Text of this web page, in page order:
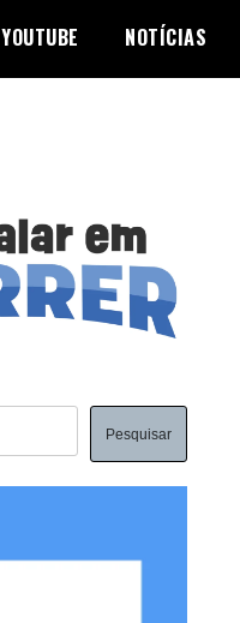
YOUTUBE NOTÍCIAS
Pesquisar